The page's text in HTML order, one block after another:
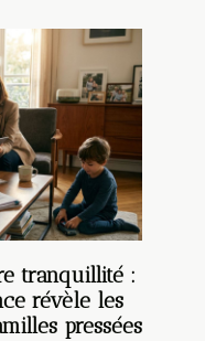
tranquillité :
révèle les
pressées